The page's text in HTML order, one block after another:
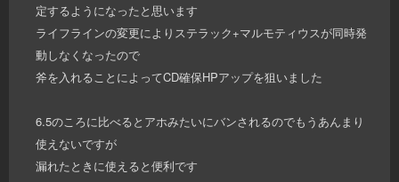
定するようになったと思います
ライフラインの変更によりステラック+マルモティウスが同時発
動しなくなったので
斧を入れることによってCD確保HPアップを狙いました
6.5のころに比べるとアホみたいにバンされるのでもうあんまり
使えないですが
漏れたときに使えると便利です